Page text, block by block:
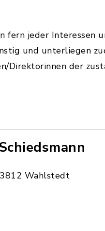
fern jeder Interessen
und unterliegen
Direktorinnen der
Wahlstedt